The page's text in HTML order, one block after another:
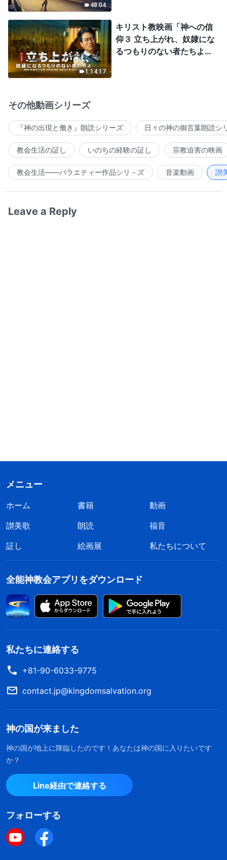
48:04
1:14:17
キリスト教映画「神への信
仰３ 立ち上がれ、奴隷にな
るつもりのない者たちよ」
その他動画シリーズ
『神の出現と働き』朗読シリーズ 日々の神の御言葉朗読シ
教会生活の証し いのちの経験の証し 宗教迫害の映画
教会生活――バラエティー作品シリ－ズ 音楽動画 讃
Leave a Reply
メニュー
ホーム 書籍
動画
讃美歌
朗読
福音
証し
絵画展 私たちについて
全能神教会アプリをダウンロード
私たちに連絡する
+81-90-6033-9775
contact.jp@kingdomsalvation.org
神の国が来ました
神の国が地上に降臨したのです！あなたは神の国に入りたいです
か？
Line経由で連絡する
フォローする